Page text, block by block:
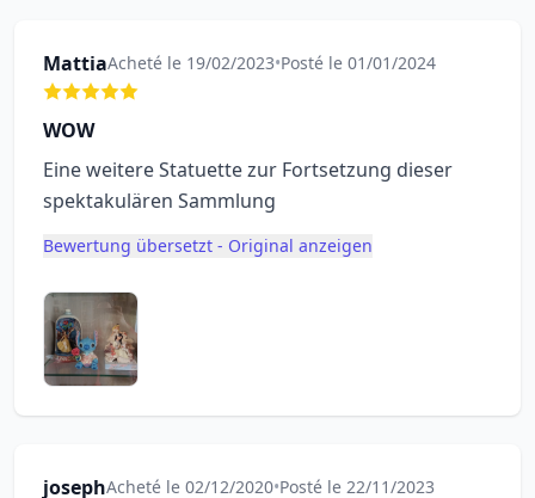
MattiaAcheté le 19/02/2023•Posté le 01/01/2024
WOW
Eine weitere Statuette zur Fortsetzung dieser
spektakulären Sammlung
Bewertung übersetzt - Original anzeigen
josephAcheté le 02/12/2020•Posté le 22/11/2023